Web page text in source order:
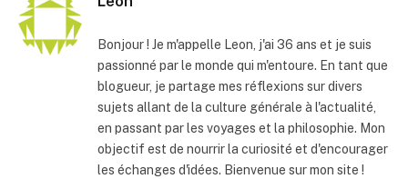
Bonjour ! Je m'appelle Leon, j'ai 36 ans et je suis
passionné par le monde qui m'entoure. En tant que
blogueur, je partage mes réflexions sur divers
sujets allant de la culture générale à l'actualité,
en passant par les voyages et la philosophie. Mon
objectif est de nourrir la curiosité et d'encourager
les échanges d'idées. Bienvenue sur mon site !